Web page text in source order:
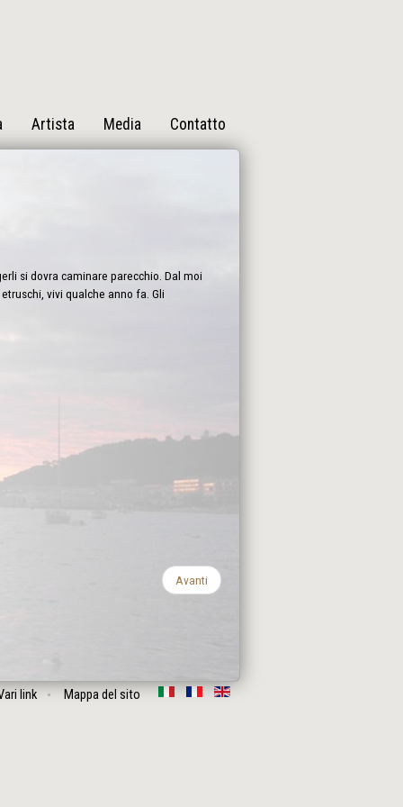
Artista Media Contatto
si dovra caminare parecchio. Dal moi
vivi qualche anno fa. Gli
Avanti
link Mappa del sito